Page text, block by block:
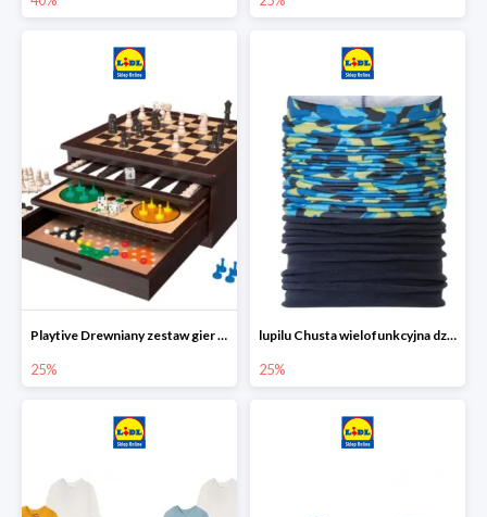
Playtive Drewniany zestaw gier 10 w 1
25%
lupilu Chusta wielofunkcyjna dziecięca
25%